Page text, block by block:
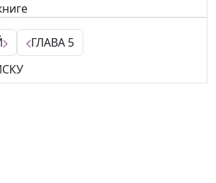
ГЛАВА 5